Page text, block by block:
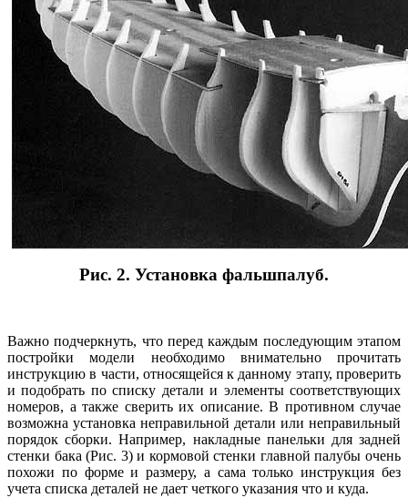
Рис. 2. Установка фальшпалуб.
Важно подчеркнуть, что перед каждым последующим этапом
постройки модели необходимо внимательно прочитать
инструкцию в части, относящейся к данному этапу, проверить
и подобрать по списку детали и элементы соответствующих
номеров, а также сверить их описание. В противном случае
возможна установка неправильной детали или неправильный
порядок сборки. Например, накладные панельки для задней
стенки бака (Рис. 3) и кормовой стенки главной палубы очень
похожи по форме и размеру, а сама только инструкция без
учета списка деталей не дает четкого указания что и куда.